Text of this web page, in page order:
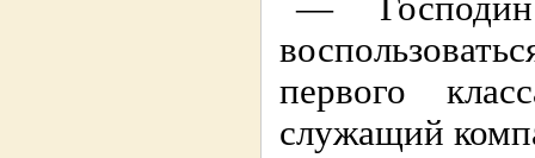
—
первого
служащий